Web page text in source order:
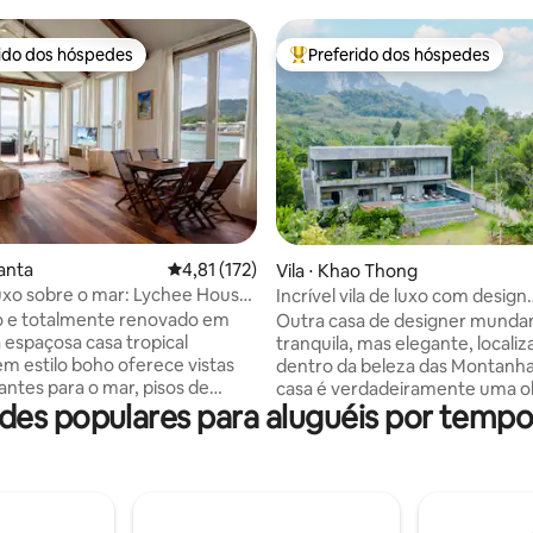
média de 5, 6 avaliações
preferidos dos hóspedes
dos hóspedes
4,81 de uma avaliação média de 5, 172
4,81 (172)
sobre o mar: Lychee House
de Lanta
e totalmente renovado em
estilo boho oferece vistas
para o mar, pisos de
e conforto moderno em
Desfrute de uma
Entre os melhores preferidos
Preferido dos hóspedes
Vila ⋅ Khao Thong
Incrível vila de luxo com design
inteligente localizada na
Outra casa de designer
tranquila, mas elegante,
dentro da beleza das
casa é verdadeiramente uma
de elegância situada nos
maravilhas da natureza.
florestas tropicais misturam-
populares para aluguéis por